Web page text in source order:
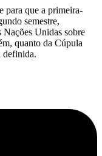
para que a primeira-
semestre,
Nações Unidas sobre
quanto da Cúpula
definida.